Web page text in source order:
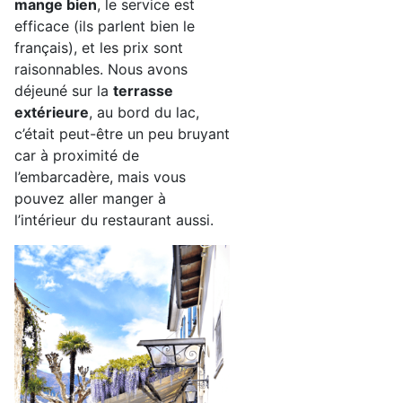
mange bien, le service est
efficace (ils parlent bien le
français), et les prix sont
raisonnables. Nous avons
déjeuné sur la terrasse
extérieure, au bord du lac,
c’était peut-être un peu bruyant
car à proximité de
l’embarcadère, mais vous
pouvez aller manger à
l’intérieur du restaurant aussi.